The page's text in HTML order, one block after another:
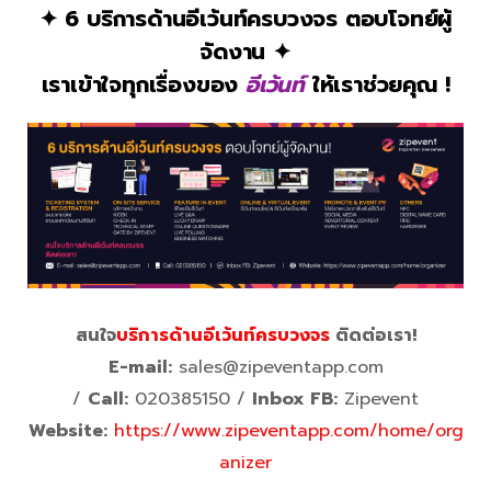
✦ 6 บริการด้านอีเว้นท์ครบวงจร ตอบโจทย์ผู้
จัดงาน ✦
เราเข้าใจทุกเรื่องของ อีเว้นท์ให้เราช่วยคุณ !
สนใจบริการด้านอีเว้นท์ครบวงจรติดต่อเรา!
E-mail:sales@zipeventapp.com
/ Call: 020385150 / Inbox FB: Zipevent
Website: https://www.zipeventapp.com/home/org
anizer